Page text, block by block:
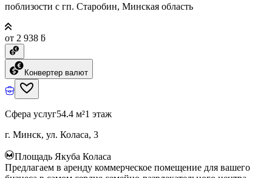
поблизости с гп. Старобин, Минская область
от 2 938 ƃ
Конвертер валют
Сфера услуг54.4 м²1 этаж
г. Минск, ул. Коласа, 3
Площадь Якуба Коласа
Предлагаем в аренду коммерческое помещение для вашего